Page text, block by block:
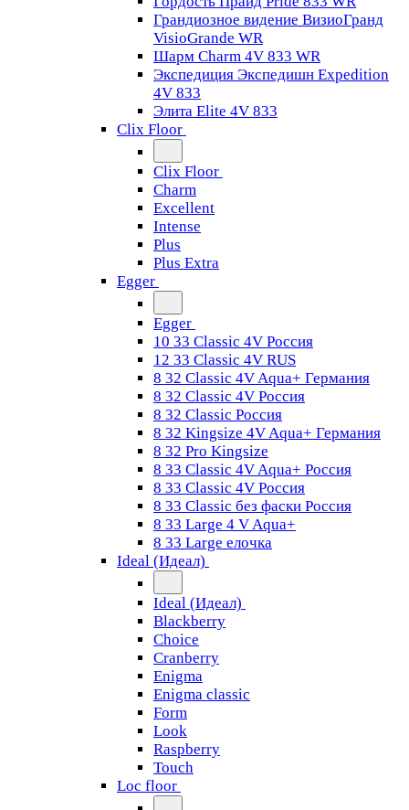
Грандиозное видение ВизиоГранд
VisioGrande WR
Шарм Charm 4V 833 WR
Экспедиция Экспедишн Expedition
4V 833
Элита Elite 4V 833
Clix Floor
Clix Floor
Charm
Excellent
Intense
Plus
Plus Extra
Egger
Egger
10 33 Classic 4V Россия
12 33 Classic 4V RUS
8 32 Classic 4V Aqua+ Германия
8 32 Classic 4V Россия
8 32 Classic Россия
8 32 Kingsize 4V Aqua+ Германия
8 32 Pro Kingsize
8 33 Classic 4V Aqua+ Россия
8 33 Classic 4V Россия
8 33 Classic без фаски Россия
8 33 Large 4 V Aqua+
8 33 Large елочка
Ideal (Идеал)
Ideal (Идеал)
Blackberry
Choice
Cranberry
Enigma
Enigma classic
Form
Look
Raspberry
Touch
Loc floor